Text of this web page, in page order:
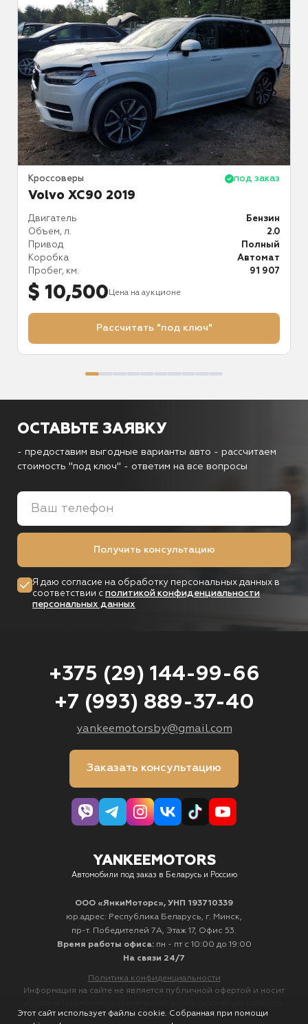
Кроссоверы под заказ
Volvo XC90 2019
Двигатель
Бензин
Объем, л.
2.0
Привод
Полный
Коробка
Автомат
Пробег, км.
91 907
$ 10,500 Цена на аукционе
Рассчитать "под ключ"
ОСТАВЬТЕ ЗАЯВКУ
- предоставим выгодные варианты авто - рассчитаем
стоимость "под ключ" - ответим на все вопросы
Получить консультацию
Я даю согласие на обработку персональных данных в
соответствии с политикой конфиденциальности
персональных данных
+375 (29) 144-99-66
+7 (993) 889-37-40
yankeemotorsby@gmail.com
Заказать консультацию
YANKEEMOTORS
Автомобили под заказ в Беларусь и Россию
ООО «ЯнкиМоторс», УНП 193710339
юр.адрес: Республика Беларусь, г. Минск,
пр-т. Победителей 7А, Этаж 17, Офис 53.
Время работы офиса: пн - пт с 10:00 до 19:00
На связи 24/7
Политика конфиденциальности
Информация на сайте не является публичной офертой и носит
Не является интернет-магазином.
Этот сайт использует файлы cookie. Собранная при помощи